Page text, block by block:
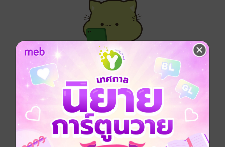
กรุณาเข้าสู่ระบบก่อนดำเนินรายการด้วยค่ะ
ล็อกอินเข้าระบบ